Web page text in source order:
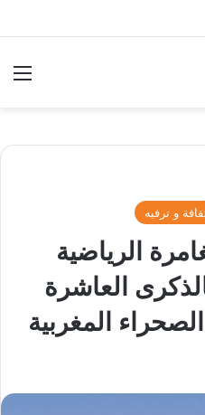
و ترفيه
الرياضية
العاشرة
المغربية